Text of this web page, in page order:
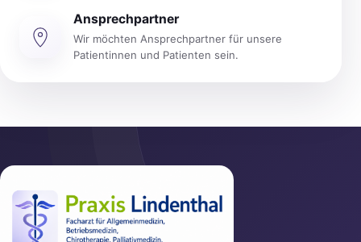
Ansprechpartner
Wir möchten Ansprechpartner für unsere
Patientinnen und Patienten sein.